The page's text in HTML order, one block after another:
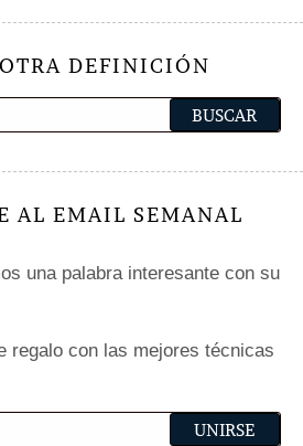
DEFINICIÓN
AL EMAIL SEMANAL
una palabra interesante con su
regalo con las mejores técnicas